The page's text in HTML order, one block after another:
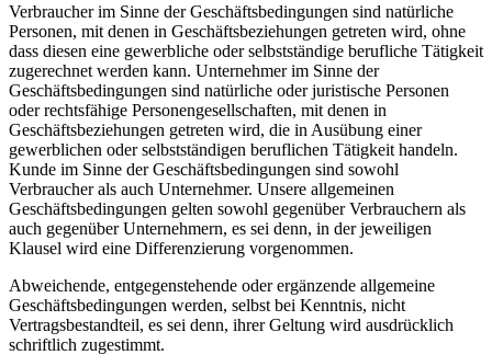
Verbraucher im Sinne der Geschäftsbedingungen sind natürliche
Personen, mit denen in Geschäftsbeziehungen getreten wird, ohne
dass diesen eine gewerbliche oder selbstständige berufliche Tätigkeit
zugerechnet werden kann. Unternehmer im Sinne der
Geschäftsbedingungen sind natürliche oder juristische Personen
oder rechtsfähige Personengesellschaften, mit denen in
Geschäftsbeziehungen getreten wird, die in Ausübung einer
gewerblichen oder selbstständigen beruflichen Tätigkeit handeln.
Kunde im Sinne der Geschäftsbedingungen sind sowohl
Verbraucher als auch Unternehmer. Unsere allgemeinen
Geschäftsbedingungen gelten sowohl gegenüber Verbrauchern als
auch gegenüber Unternehmern, es sei denn, in der jeweiligen
Klausel wird eine Differenzierung vorgenommen.
Abweichende, entgegenstehende oder ergänzende allgemeine
Geschäftsbedingungen werden, selbst bei Kenntnis, nicht
Vertragsbestandteil, es sei denn, ihrer Geltung wird ausdrücklich
schriftlich zugestimmt.